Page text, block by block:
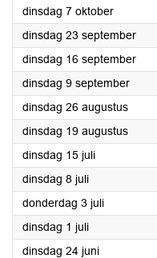
dinsdag 7 oktober2025
dinsdag 23 september2025
dinsdag 16 september2025
dinsdag 9 september2025
dinsdag 26 augustus2025
dinsdag 19 augustus2025
dinsdag 15 juli2025
dinsdag 8 juli2025
donderdag 3 juli2025
dinsdag 1 juli2025
dinsdag 24 juni2025